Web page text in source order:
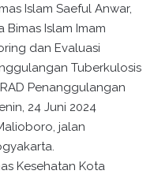
Islam Saeful Anwar,
Bimas Islam Imam
dan Evaluasi
Tuberkulosis
Penanggulangan
24 Juni 2024
jalan
Kesehatan Kota